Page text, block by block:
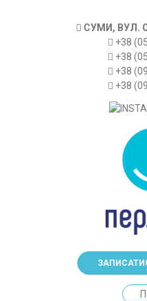
СУМИ, ВУЛ.
+38
+38
+38
+38